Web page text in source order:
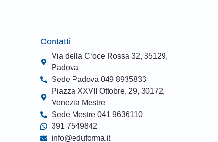
Contatti
Via della Croce Rossa 32, 35129,
Padova
Sede Padova 049 8935833
Piazza XXVII Ottobre, 29, 30172,
Venezia Mestre
Sede Mestre 041 9636110
391 7549842
info@eduforma.it